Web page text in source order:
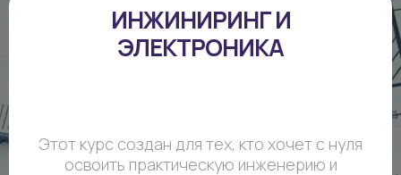
ИНЖИНИРИНГ И
ЭЛЕКТРОНИКА
Этот курс создан для тех, кто хочет с нуля
освоить практическую инженерию и